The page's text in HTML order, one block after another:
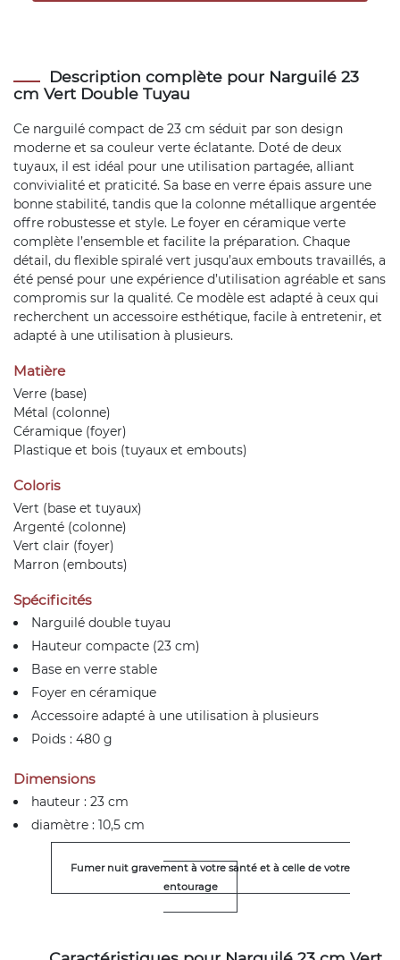
Description complète pour Narguilé 23
cm Vert Double Tuyau
Ce narguilé compact de 23 cm séduit par son design
moderne et sa couleur verte éclatante. Doté de deux
tuyaux, il est idéal pour une utilisation partagée, alliant
convivialité et praticité. Sa base en verre épais assure une
bonne stabilité, tandis que la colonne métallique argentée
offre robustesse et style. Le foyer en céramique verte
complète l’ensemble et facilite la préparation. Chaque
détail, du flexible spiralé vert jusqu’aux embouts travaillés, a
été pensé pour une expérience d’utilisation agréable et sans
compromis sur la qualité. Ce modèle est adapté à ceux qui
recherchent un accessoire esthétique, facile à entretenir, et
adapté à une utilisation à plusieurs.
Matière
Verre (base)
Métal (colonne)
Céramique (foyer)
Plastique et bois (tuyaux et embouts)
Coloris
Vert (base et tuyaux)
Argenté (colonne)
Vert clair (foyer)
Marron (embouts)
Spécificités
Narguilé double tuyau
Hauteur compacte (23 cm)
Base en verre stable
Foyer en céramique
Accessoire adapté à une utilisation à plusieurs
Poids : 480 g
Dimensions
hauteur : 23 cm
diamètre : 10,5 cm
Fumer nuit gravement à votre santé et à celle de votre
entourage